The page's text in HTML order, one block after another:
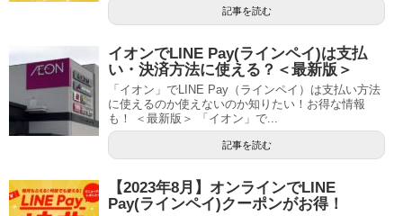
記事を読む
イオンでLINE Pay(ラインペイ)は支払
い・決済方法に使える？＜最新版＞
「イオン」でLINE Pay（ラインペイ）は支払い方法
に使えるのか使えないのか知りたい！お得な情報
も！ ＜最新版＞ 「イオン」で...
記事を読む
【2023年8月】オンラインでLINE
Pay(ラインペイ)クーポンがお得！